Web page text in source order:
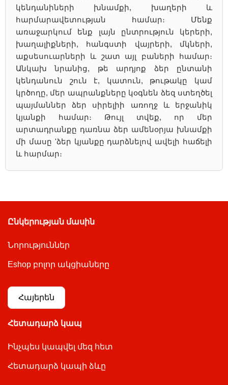
կենդանիների խնամքի, խաղերի և
հարմարավետության համար։ Մենք
առաջարկում ենք լայն ընտրություն կերերի,
խաղալիքների, հանգստի վայրերի, մկների,
աքսեսուարների և շատ այլ բաների համար։
Անկախ նրանից, թե արդյոք ձեր ընտանի
կենդանուն շուն է, կատուն, թութակը կամ
կրծողը, մեր ապրանքները կօգնեն ձեզ ստեղծել
պայմաններ ձեր սիրելիի առողջ և երջանիկ
կյանքի համար։ Թույլ տվեք, որ մեր
արտադրանքը դառնա ձեր ամենօրյա խնամքի
մի մասը 'ձեր կյանքը դարձնելով ավելի հաճելի
և հարմար։
Ընկերության մասին
Նորություններ
Eshop բոլոր ակցիաները
Հայերեն
Հետադարձ կապ
Ինչպես կապվել մեզ հետ
Հետադարձ կապի ձևը